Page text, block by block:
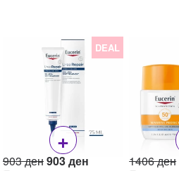
DEAL
+
903денOriginal
903ден 1406ден